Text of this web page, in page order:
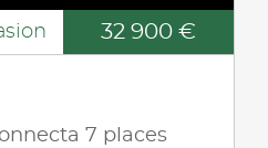
32 900 €
7 places